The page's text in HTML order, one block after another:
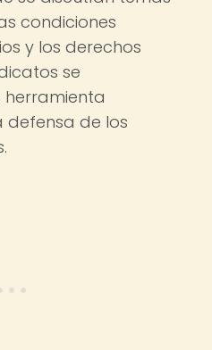
condiciones
y los derechos
se
herramienta
de los